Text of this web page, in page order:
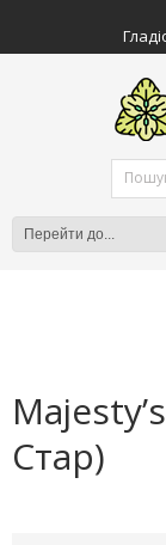
Стар)